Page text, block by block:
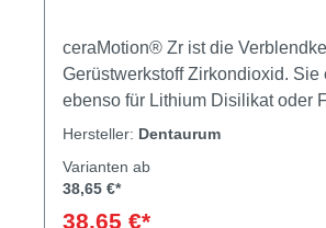
ceraMotion® Zr ist die
Gerüstwerkstoff Zirkondioxid. Sie
ebenso für Lithium Disilikat oder
Formkorrekturen bei der
verschiedene Gerüstwerkstoffe
Hersteller: Dentaurum
Varianten ab
38,65 €*
38,65 €*